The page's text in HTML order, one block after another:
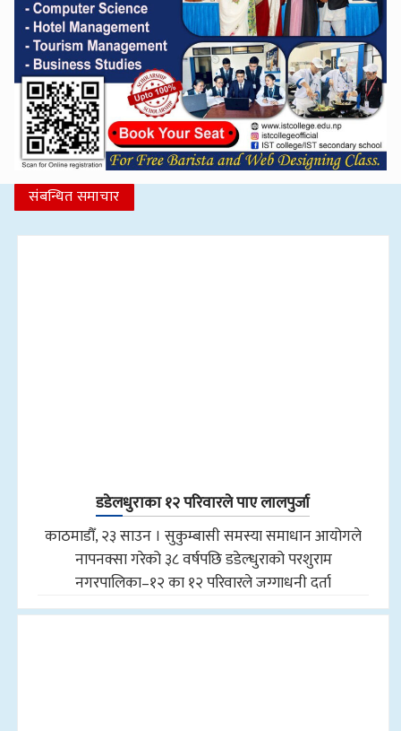
संबन्धित समाचार
डडेलधुराका १२ परिवारले पाए लालपुर्जा
काठमाडौँ, २३ साउन । सुकुम्बासी समस्या समाधान आयोगले
नापनक्सा गरेको ३८ वर्षपछि डडेल्धुराको परशुराम
नगरपालिका–१२ का १२ परिवारले जग्गाधनी दर्ता